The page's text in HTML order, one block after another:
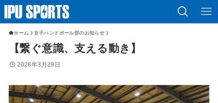
ホーム 女子ハンドボール部のお知らせ
【繋ぐ意識、支える動き】
2026年3月29日